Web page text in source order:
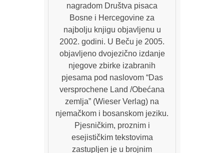
nagradom Društva pisaca
Bosne i Hercegovine za
najbolju knjigu objavljenu u
2002. godini. U Beču je 2005.
objavljeno dvojezično izdanje
njegove zbirke izabranih
pjesama pod naslovom “Das
versprochene Land /Obećana
zemlja” (Wieser Verlag) na
njemačkom i bosanskom jeziku.
Pjesničkim, proznim i
esejističkim tekstovima
zastupljen je u brojnim